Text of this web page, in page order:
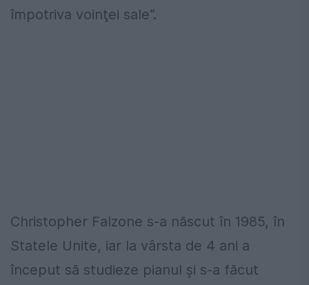
împotriva voinţei sale“.
Christopher Falzone s-a născut în 1985, în
Statele Unite, iar la vârsta de 4 ani a
început să studieze pianul şi s-a făcut